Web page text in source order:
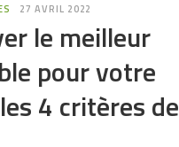
27 AVRIL 2022
le meilleur
pour votre
4 critères de